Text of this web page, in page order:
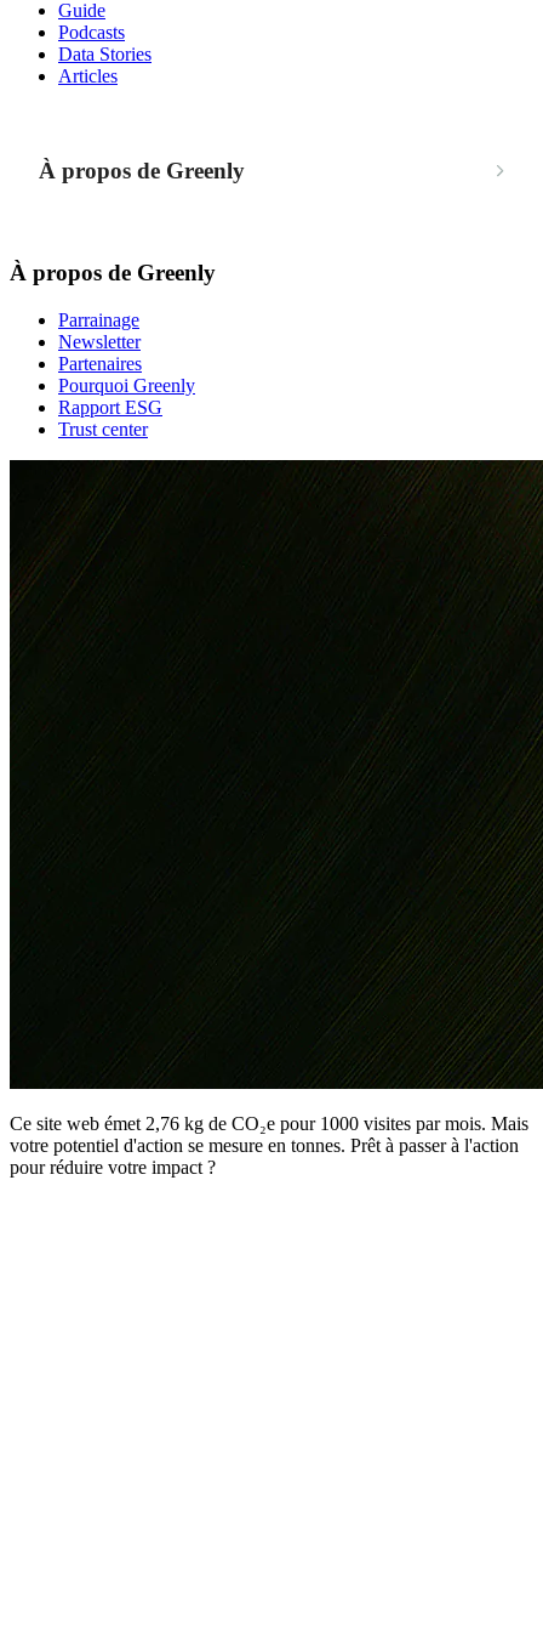
Guide
Podcasts
Data Stories
Articles
À propos de Greenly
À propos de Greenly
Parrainage
Newsletter
Partenaires
Pourquoi Greenly
Rapport ESG
Trust center
Ce site web émet 2,76 kg de CO₂e pour 1000 visites par mois. Mais
votre potentiel d'action se mesure en tonnes. Prêt à passer à l'action
pour réduire votre impact ?